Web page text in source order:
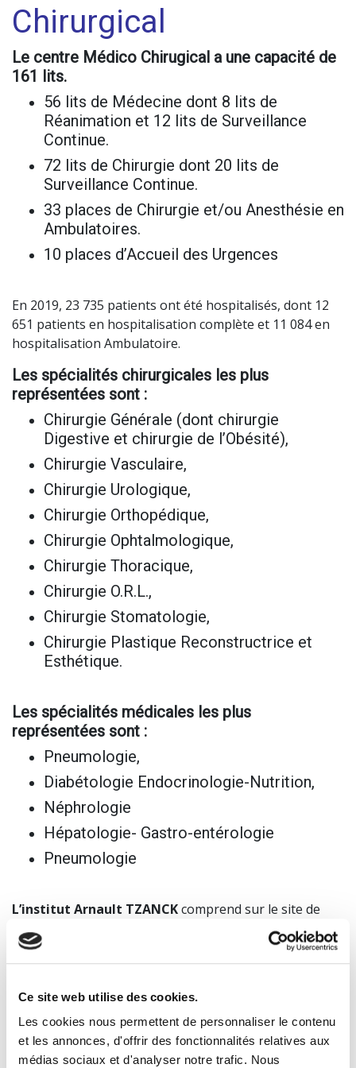
Ce site web utilise des cookies.
Les cookies nous permettent de personnaliser le contenu
et les annonces, d'offrir des fonctionnalités relatives aux
médias sociaux et d'analyser notre trafic. Nous
Hospitalisation - Droits du Patient
Qualité - Gestion des Risques
Promotion de la Santé
Nous Soutenir
Chirurgical
Le centre Médico Chirugical a une capacité de
161 lits.
56 lits de Médecine dont 8 lits de
Réanimation et 12 lits de Surveillance
Continue.
72 lits de Chirurgie dont 20 lits de
Surveillance Continue.
33 places de Chirurgie et/ou Anesthésie en
Ambulatoires.
10 places d’Accueil des Urgences
En 2019, 23 735 patients ont été hospitalisés, dont 12
651 patients en hospitalisation complète et 11 084 en
hospitalisation Ambulatoire.
Les spécialités chirurgicales les plus
représentées sont :
Chirurgie Générale (dont chirurgie
Digestive et chirurgie de l’Obésité),
Chirurgie Vasculaire,
Chirurgie Urologique,
Chirurgie Orthopédique,
Chirurgie Ophtalmologique,
Chirurgie Thoracique,
Chirurgie O.R.L.,
Chirurgie Stomatologie,
Chirurgie Plastique Reconstructrice et
Esthétique.
Les spécialités médicales les plus
représentées sont :
Pneumologie,
Diabétologie Endocrinologie-Nutrition,
Néphrologie
Hépatologie- Gastro-entérologie
Pneumologie
L’institut Arnault TZANCKcomprend sur le site de
Saint- Laurent du Var différents Etablissements gérés
par des Associations à but non lucratif régies par la loi
du 1er juillet 1901 dont : Le Centre Médico Chirurgical,
d’hémodialyse.
Les Conseils d’Administration qui gèrent ces
Associations sont composés de personnalités et d’Amis